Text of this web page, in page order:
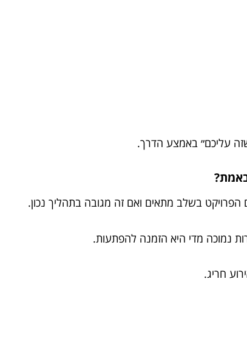
עליכם״ באמצע הדרך.
בשלב מתאים ואם זה מגובה בתהליך נכון.
נמוכה מדי היא הזמנה להפתעות.
חריג.